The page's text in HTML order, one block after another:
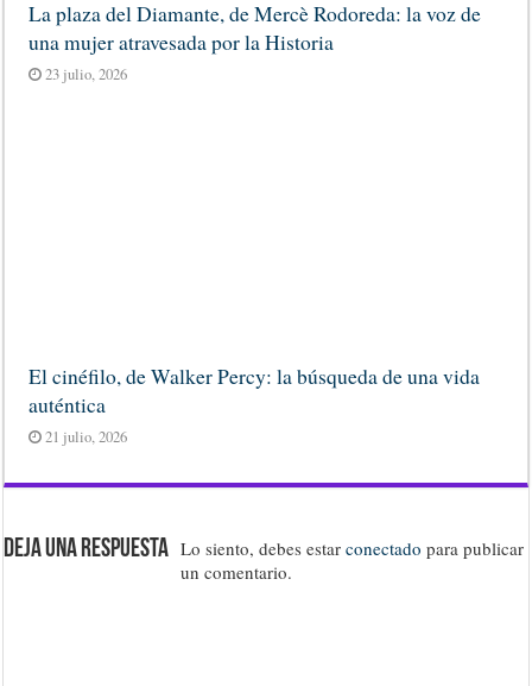
La plaza del Diamante, de Mercè Rodoreda: la voz de
una mujer atravesada por la Historia
23 julio, 2026
El cinéfilo, de Walker Percy: la búsqueda de una vida
auténtica
21 julio, 2026
Deja una respuesta Lo siento, debes estarconectado para publicar
un comentario.